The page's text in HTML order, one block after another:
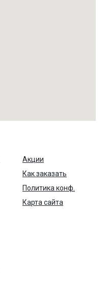
Акции
Как заказать
Политика конф.
Карта сайта